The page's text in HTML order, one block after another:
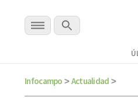
Infocampo > Actualidad >